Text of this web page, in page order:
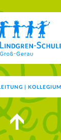
| KOLLEGIUM